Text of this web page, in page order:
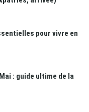
pour vivre en
: guide ultime de la